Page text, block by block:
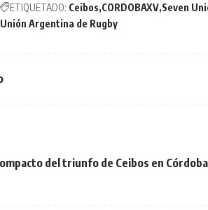
ETIQUETADO: Ceibos CORDOBAXV Seven
Unión Argentina de Rugby
del triunfo de Ceibos en Córdoba